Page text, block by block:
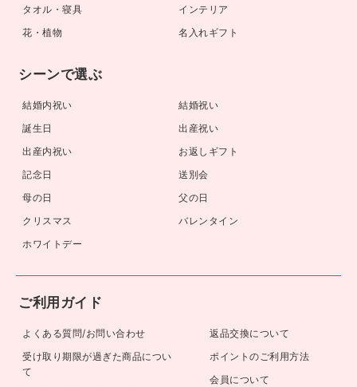
タオル・寝具
インテリア
花・植物
名入れギフト
シーンで選ぶ
結婚内祝い
結婚祝い
誕生日
出産祝い
出産内祝い
お返しギフト
記念日
送別会
母の日
父の日
クリスマス
バレンタイン
ホワイトデー
ご利用ガイド
よくある質問/お問い合わせ
受け取り期限が過ぎた商品につい
て
返品交換について
ポイントのご利用方法
会員について